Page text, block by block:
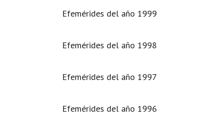
Efemérides del año 1999
Efemérides del año 1998
Efemérides del año 1997
Efemérides del año 1996